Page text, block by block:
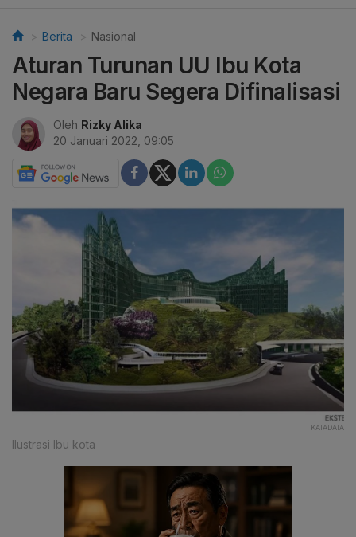
Berita Nasional
Aturan Turunan UU Ibu Kota
Negara Baru Segera Difinalisasi
Oleh Rizky Alika
20 Januari 2022, 09:05
KATADATA
Ilustrasi Ibu kota